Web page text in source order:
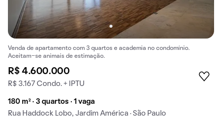
Venda de apartamento com 3 quartos e academia no condomínio.
Aceitam-se animais de estimação.
R$ 4.600.000
R$ 3.167 Condo. + IPTU
180 m² · 3 quartos · 1 vaga
Rua Haddock Lobo, Jardim América · São Paulo